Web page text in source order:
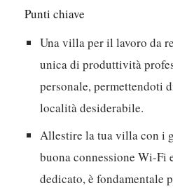
Punti chiave
Una villa per il lavoro da
unica di produttività
personale, permettendoti
località desiderabile.
Allestire la tua villa con i
buona connessione Wi-Fi
dedicato, è fondamentale